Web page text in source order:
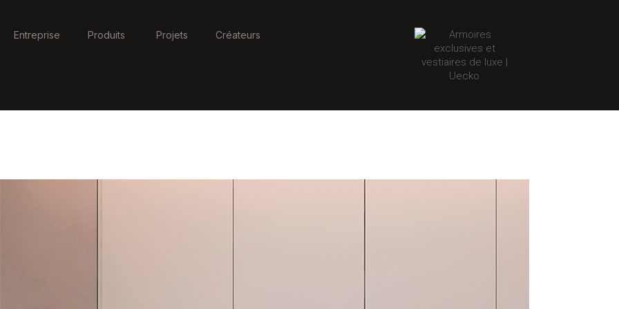
Entreprise Produits Projets Créateurs